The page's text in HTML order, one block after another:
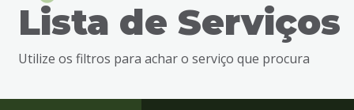
busca
Ir
Lista de Serviços
Utilize os filtros para achar o serviço que procura